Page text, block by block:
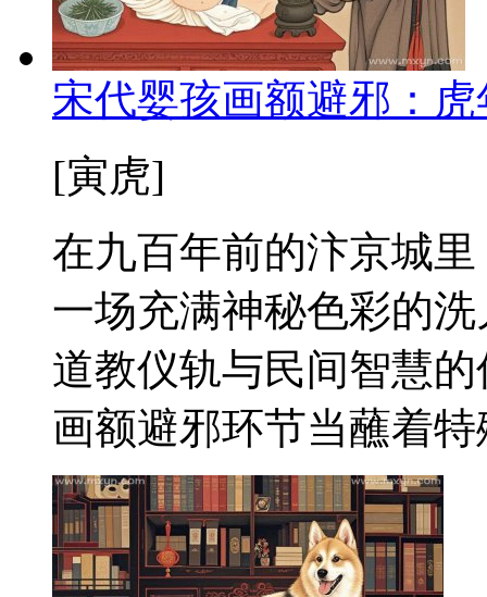
宋代婴孩画额避邪：
[寅虎]
在九百年前的汴京城
一场充满神秘色彩的
道教仪轨与民间智慧
画额避邪环节当蘸着